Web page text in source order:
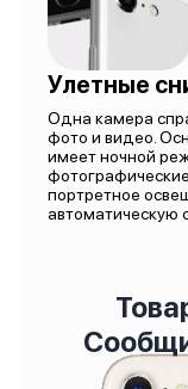
Улетные
Одна камера
фото и видео.
имеет ночной
портретное
автоматическую